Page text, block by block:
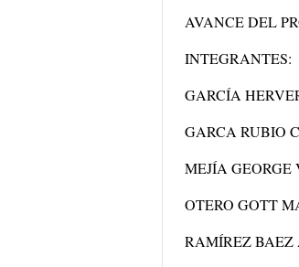
AVANCE DEL
INTEGRANTES:
GARCÍA
GARCA RUBIO
MEJÍA
OTERO GOTT
RAMÍREZ